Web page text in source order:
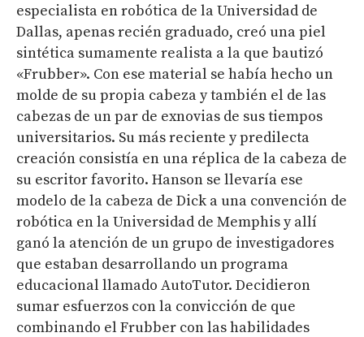
especialista en robótica de la Universidad de
Dallas, apenas recién graduado, creó una piel
sintética sumamente realista a la que bautizó
«Frubber». Con ese material se había hecho un
molde de su propia cabeza y también el de las
cabezas de un par de exnovias de sus tiempos
universitarios. Su más reciente y predilecta
creación consistía en una réplica de la cabeza de
su escritor favorito. Hanson se llevaría ese
modelo de la cabeza de Dick a una convención de
robótica en la Universidad de Memphis y allí
ganó la atención de un grupo de investigadores
que estaban desarrollando un programa
educacional llamado AutoTutor. Decidieron
sumar esfuerzos con la convicción de que
combinando el Frubber con las habilidades